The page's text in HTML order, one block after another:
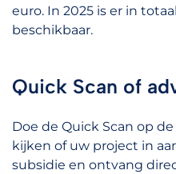
euro. In 2025 is er in
beschikbaar.
Quick Scan of
Doe de Quick Scan op
kijken of uw project in
subsidie en ontvang